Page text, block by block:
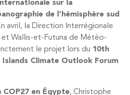
sur la
de l’hémisphère sud
avril, la Direction Interrégionale
Wallis-et-Futuna de Météo-
le projet lors du 10th
Climate Outlook Forum
COP27 en Égypte, Christophe